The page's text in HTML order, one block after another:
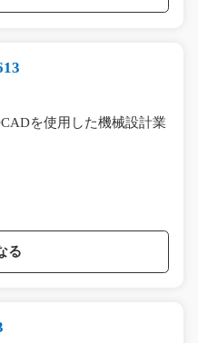
を使用した機械設計業
る